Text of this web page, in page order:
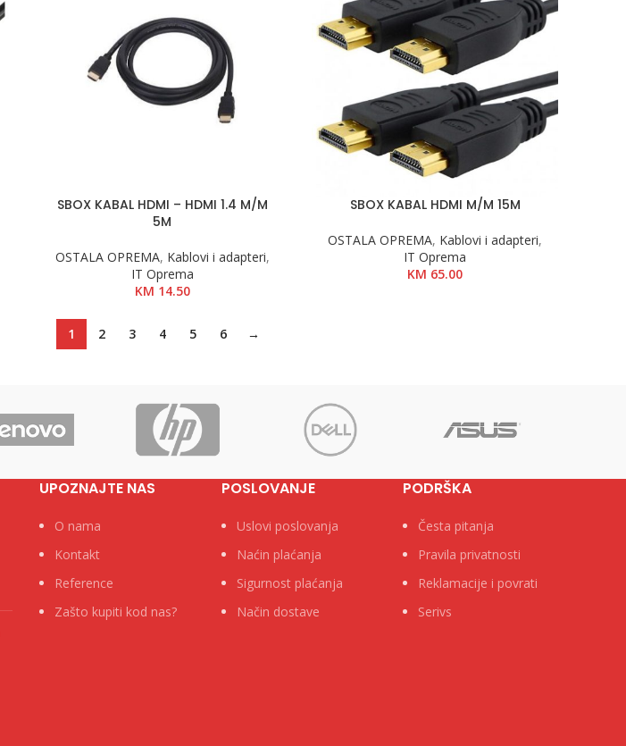
SBOX KABAL HDMI – HDMI 1.4 M/M
5M
OSTALA OPREMA, Kablovi i adapteri,
IT Oprema
KM 14.50
SBOX KABAL HDMI M/M 15M
OSTALA OPREMA, Kablovi i adapteri,
IT Oprema
KM 65.00
1 2 3 4 5 6 →
UPOZNAJTE NAS
O nama
Kontakt
Reference
Zašto kupiti kod nas?
POSLOVANJE
Uslovi poslovanja
Naćin plaćanja
Sigurnost plaćanja
Način dostave
PODRŠKA
Česta pitanja
Pravila privatnosti
Reklamacije i povrati
Serivs